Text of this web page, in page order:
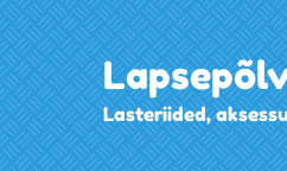
Skip
to
content
Lasteriided,